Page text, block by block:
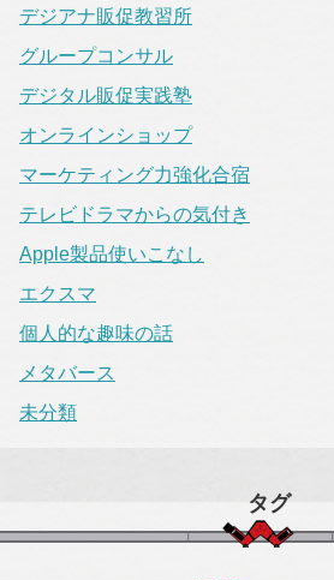
デジアナ販促教習所
グループコンサル
デジタル販促実践塾
オンラインショップ
マーケティング力強化合宿
テレビドラマからの気付き
Apple製品使いこなし
エクスマ
個人的な趣味の話
メタバース
未分類
タグ